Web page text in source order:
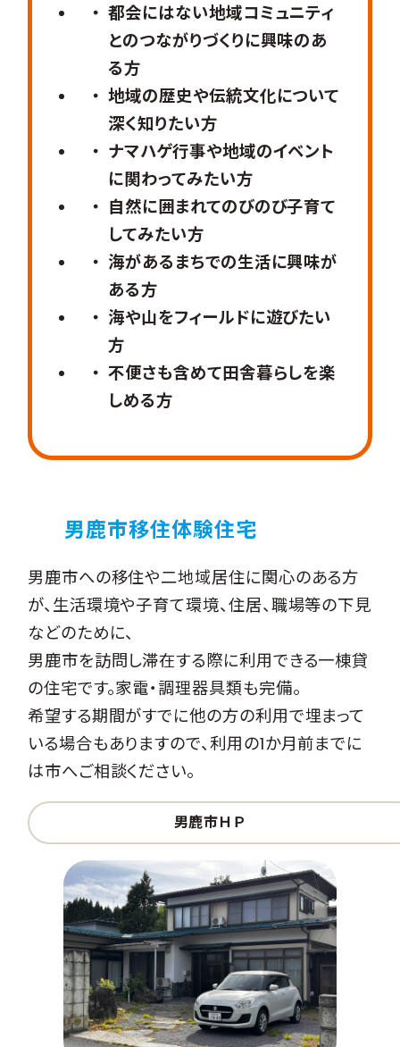
都会にはない地域コミュニティ
とのつながりづくりに興味のあ
る方
地域の歴史や伝統文化について
深く知りたい方
ナマハゲ行事や地域のイベント
に関わってみたい方
自然に囲まれてのびのび子育て
してみたい方
海があるまちでの生活に興味が
ある方
海や山をフィールドに遊びたい
方
不便さも含めて田舎暮らしを楽
しめる方
男鹿市移住体験住宅
男鹿市への移住や二地域居住に関心のある方
が、生活環境や子育て環境、住居、職場等の下見
などのために、
男鹿市を訪問し滞在する際に利用できる一棟貸
の住宅です。家電・調理器具類も完備。
希望する期間がすでに他の方の利用で埋まって
いる場合もありますので、利用の1か月前までに
は市へご相談ください。
男鹿市ＨＰ